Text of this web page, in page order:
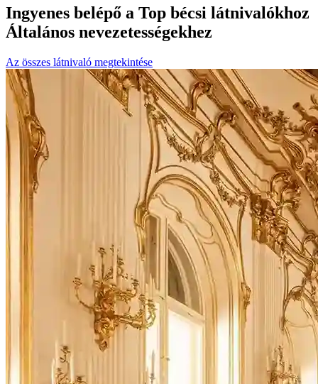
Ingyenes belépő a Top bécsi látnivalókhoz
Általános nevezetességekhez
Az összes látnivaló megtekintése